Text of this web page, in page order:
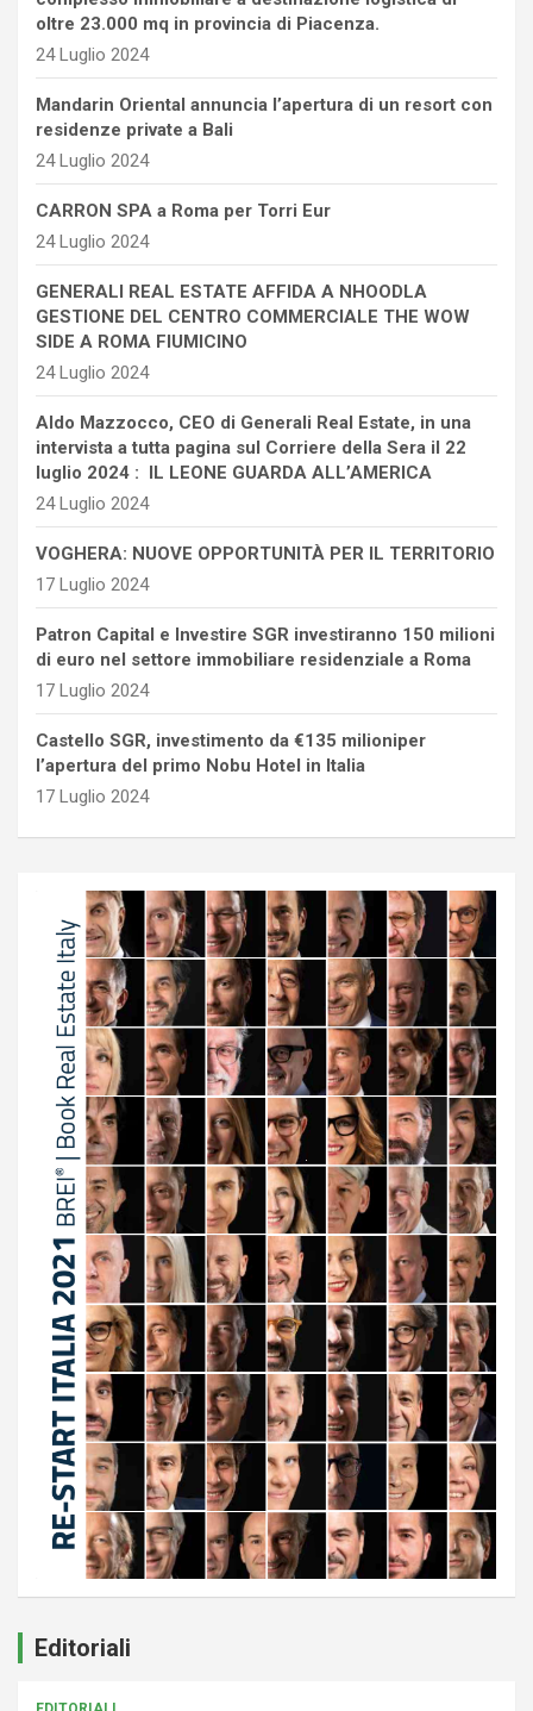
oltre 23.000 mq in provincia di Piacenza.
24 Luglio 2024
Mandarin Oriental annuncia l’apertura di un resort con
residenze private a Bali
24 Luglio 2024
CARRON SPA a Roma per Torri Eur
24 Luglio 2024
GENERALI REAL ESTATE AFFIDA A NHOODLA
GESTIONE DEL CENTRO COMMERCIALE THE WOW
SIDE A ROMA FIUMICINO
24 Luglio 2024
Aldo Mazzocco, CEO di Generali Real Estate, in una
intervista a tutta pagina sul Corriere della Sera il 22
luglio 2024 : IL LEONE GUARDA ALL’AMERICA
24 Luglio 2024
VOGHERA: NUOVE OPPORTUNITÀ PER IL TERRITORIO
17 Luglio 2024
Patron Capital e Investire SGR investiranno 150 milioni
di euro nel settore immobiliare residenziale a Roma
17 Luglio 2024
Castello SGR, investimento da €135 milioniper
l’apertura del primo Nobu Hotel in Italia
17 Luglio 2024
Editoriali